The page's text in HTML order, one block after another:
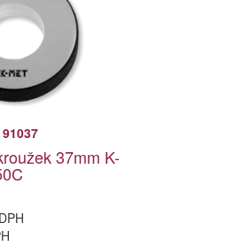
91037
37mm K-